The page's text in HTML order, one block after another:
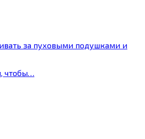
за пуховыми подушками и
чтобы…